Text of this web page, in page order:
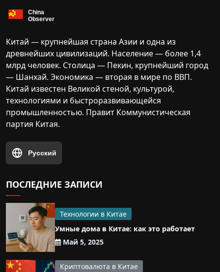
Китай — крупнейшая страна Азии и одна из
древнейших цивилизаций. Население — более 1,4
млрд человек. Столица — Пекин, крупнейший город
— Шанхай. Экономика — вторая в мире по ВВП.
Китай известен Великой стеной, культурой,
технологиями и быстроразвивающейся
промышленностью. Правит Коммунистическая
партия Китая.
Русский
ПОСЛЕДНИЕ ЗАПИСИ
Технологии в Китае
Умные дома в Китае: как это работает
Май 5, 2025
Криптовалюта в Китае